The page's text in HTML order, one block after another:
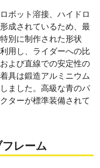
ボット溶接、ハイドロ
成されているため、最
別に制作された形状
用し、ライダーへの比
よび直線での安定性の
具は鍛造アルミニウム
ました。高級な青のパ
ターが標準装備されて
レーム